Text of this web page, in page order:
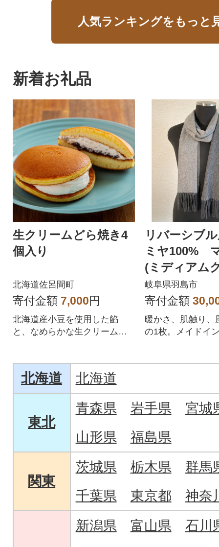
人気ランキングをもっと
新着お礼品
生クリームどら焼き4
個入り
北海道佐呂間町
寄付金額 7,000円
北海道産小豆を使用した餡
と、なめらかな生クリームを
リバーシブ
ミヤ100%
(ミディアム
ャコールグ
岐阜県羽島市
寄付金額
暖かさ、肌触り、
の1枚。メイドイ
北海道 北海道
東北
青森県 岩手県
宮城
山形県
福島県
関東
茨城県 栃木県
群馬
千葉県
東京都 神奈
新潟県 富山県
石川